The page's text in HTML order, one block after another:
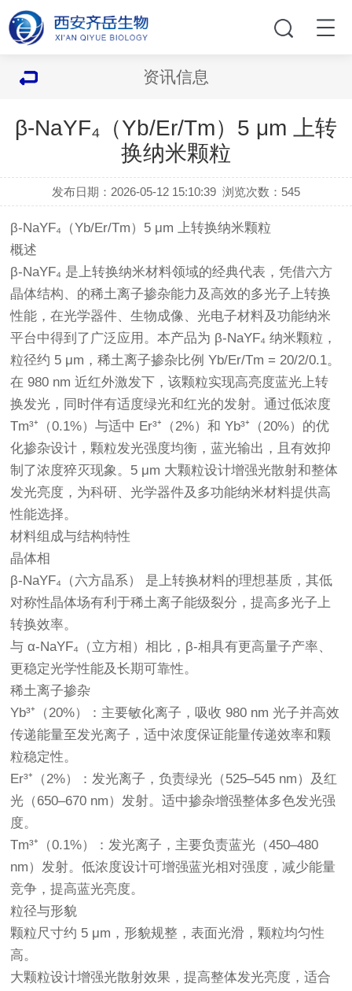
资讯信息
β-NaYF₄（Yb/Er/Tm）5 μm 上转
换纳米颗粒
发布日期：2026-05-12 15:10:39 浏览次数： 545
β-NaYF₄（Yb/Er/Tm）5 μm 上转换纳米颗粒
概述
β-NaYF₄ 是上转换纳米材料领域的经典代表，凭借六方
晶体结构、的稀土离子掺杂能力及高效的多光子上转换
性能，在光学器件、生物成像、光电子材料及功能纳米
平台中得到了广泛应用。本产品为 β-NaYF₄ 纳米颗粒，
粒径约 5 μm，稀土离子掺杂比例 Yb/Er/Tm = 20/2/0.1。
在 980 nm 近红外激发下，该颗粒实现高亮度蓝光上转
换发光，同时伴有适度绿光和红光的发射。通过低浓度
Tm³⁺（0.1%）与适中 Er³⁺（2%）和 Yb³⁺（20%）的优
化掺杂设计，颗粒发光强度均衡，蓝光输出，且有效抑
制了浓度猝灭现象。5 μm 大颗粒设计增强光散射和整体
发光亮度，为科研、光学器件及多功能纳米材料提供高
性能选择。
材料组成与结构特性
晶体相
β-NaYF₄（六方晶系） 是上转换材料的理想基质，其低
对称性晶体场有利于稀土离子能级裂分，提高多光子上
转换效率。
与 α-NaYF₄（立方相）相比，β-相具有更高量子产率、
更稳定光学性能及长期可靠性。
稀土离子掺杂
Yb³⁺（20%）：主要敏化离子，吸收 980 nm 光子并高效
传递能量至发光离子，适中浓度保证能量传递效率和颗
粒稳定性。
Er³⁺（2%）：发光离子，负责绿光（525–545 nm）及红
光（650–670 nm）发射。适中掺杂增强整体多色发光强
度。
Tm³⁺（0.1%）：发光离子，主要负责蓝光（450–480
nm）发射。低浓度设计可增强蓝光相对强度，减少能量
竞争，提高蓝光亮度。
粒径与形貌
颗粒尺寸约 5 μm，形貌规整，表面光滑，颗粒均匀性
高。
大颗粒设计增强光散射效果，提高整体发光亮度，适合